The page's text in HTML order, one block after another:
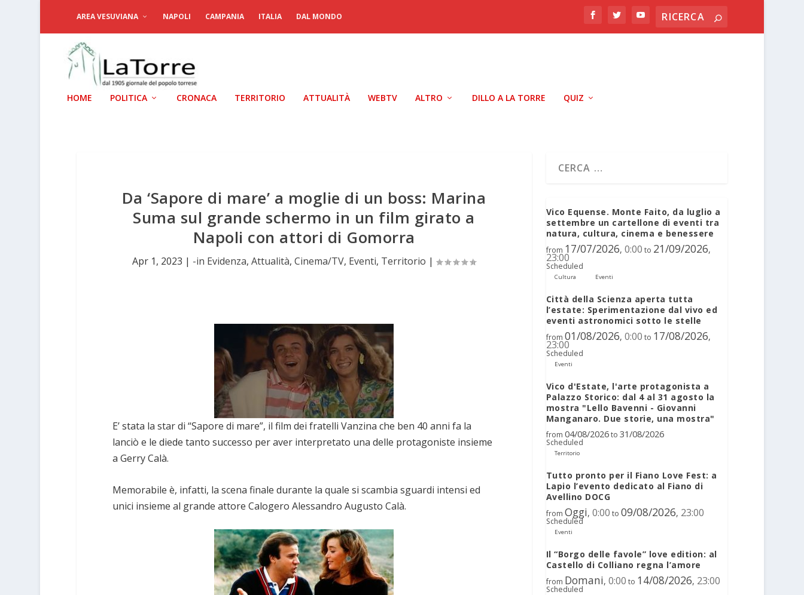
AREA VESUVIANA NAPOLI CAMPANIA ITALIA DAL MONDO
HOME POLITICA CRONACA TERRITORIO ATTUALITÀ WEBTV ALTRO DILLO A LA TORRE QUIZ
Da ‘Sapore di mare’ a moglie di un boss: Marina
Suma sul grande schermo in un film girato a
Napoli con attori di Gomorra
Apr 1, 2023 | -in Evidenza,Attualità,Cinema/TV, Eventi, Territorio |
E’ stata la star di “Sapore di mare”, il film dei fratelli Vanzina che ben 40 anni fa la
lanciò e le diede tanto successo per aver interpretato una delle protagoniste insieme
a Gerry Calà.
Memorabile è, infatti, la scena finale durante la quale si scambia sguardi intensi ed
unici insieme al grande attore Calogero Alessandro Augusto Calà.
Vico Equense. Monte Faito, da luglio a
settembre un cartellone di eventi tra
natura, cultura, cinema e benessere
from 17/07/2026, 0:00 to 21/09/2026,
23:00
Scheduled
Cultura Eventi
Città della Scienza aperta tutta
l’estate: Sperimentazione dal vivo ed
eventi astronomici sotto le stelle
from 01/08/2026, 0:00 to 17/08/2026,
23:00
Scheduled
Eventi
Vico d'Estate, l'arte protagonista a
Palazzo Storico: dal 4 al 31 agosto la
mostra "Lello Bavenni - Giovanni
Manganaro. Due storie, una mostra"
from 04/08/2026to 31/08/2026
Scheduled
Territorio
Tutto pronto per il Fiano Love Fest: a
Lapio l’evento dedicato al Fiano di
Avellino DOCG
from Oggi, 0:00 to 09/08/2026, 23:00
Scheduled
Eventi
Il “Borgo delle favole” love edition: al
Castello di Colliano regna l’amore
from Domani, 0:00 to 14/08/2026, 23:00
Scheduled